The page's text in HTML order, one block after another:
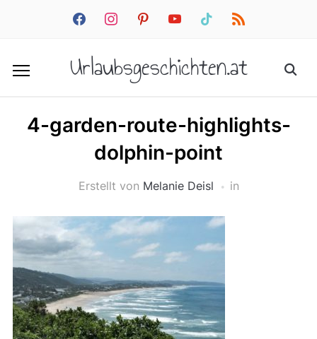
facebookinstagrampinterestyoutube tiktok rss
Urlaubsgeschichten.at
4-garden-route-highlights-
dolphin-point
Erstellt von Melanie Deisl in